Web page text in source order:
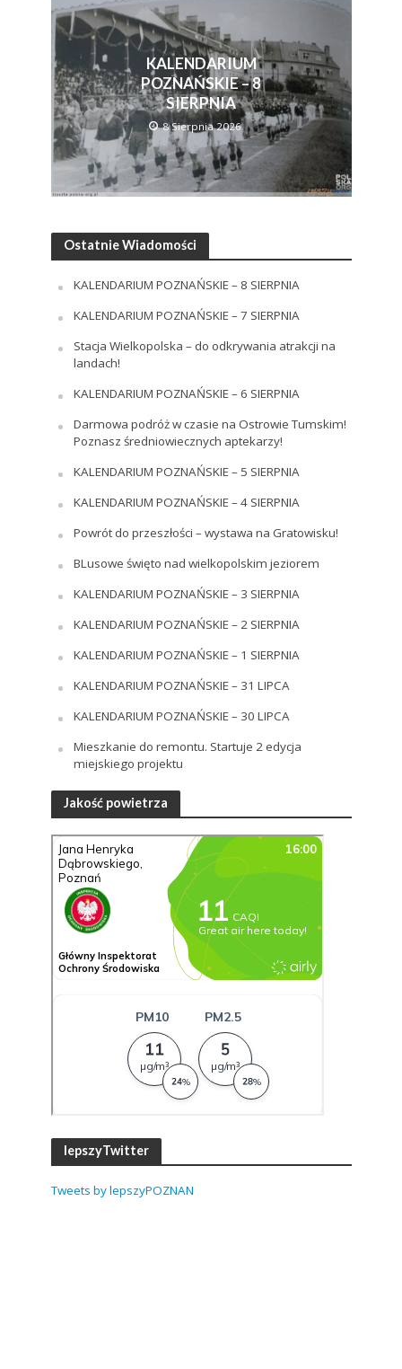
KALENDARIUM
POZNAŃSKIE – 8
SIERPNIA
8 Sierpnia 2026
Ostatnie Wiadomości
KALENDARIUM POZNAŃSKIE – 8 SIERPNIA
KALENDARIUM POZNAŃSKIE – 7 SIERPNIA
Stacja Wielkopolska – do odkrywania atrakcji na
landach!
KALENDARIUM POZNAŃSKIE – 6 SIERPNIA
Darmowa podróż w czasie na Ostrowie Tumskim!
Poznasz średniowiecznych aptekarzy!
KALENDARIUM POZNAŃSKIE – 5 SIERPNIA
KALENDARIUM POZNAŃSKIE – 4 SIERPNIA
Powrót do przeszłości – wystawa na Gratowisku!
BLusowe święto nad wielkopolskim jeziorem
KALENDARIUM POZNAŃSKIE – 3 SIERPNIA
KALENDARIUM POZNAŃSKIE – 2 SIERPNIA
KALENDARIUM POZNAŃSKIE – 1 SIERPNIA
KALENDARIUM POZNAŃSKIE – 31 LIPCA
KALENDARIUM POZNAŃSKIE – 30 LIPCA
Mieszkanie do remontu. Startuje 2 edycja
miejskiego projektu
Jakość powietrza
lepszyTwitter
Tweets by lepszyPOZNAN